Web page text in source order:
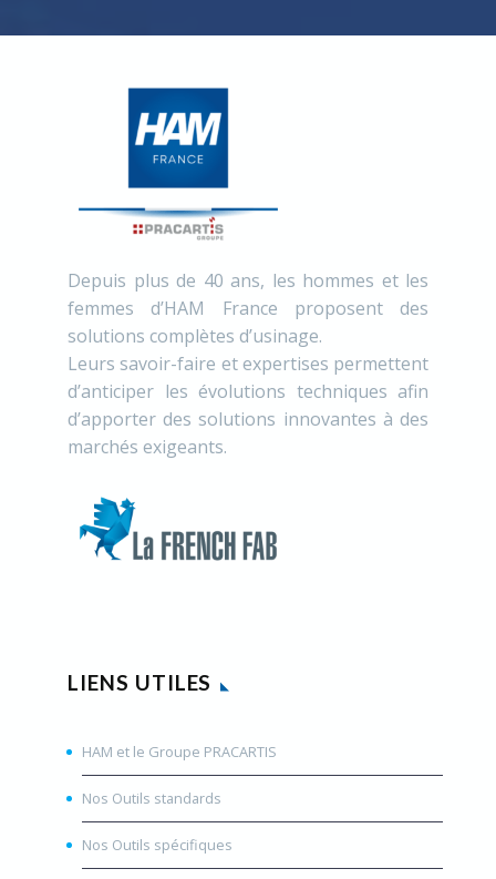
Depuis plus de 40 ans, les hommes et les
femmes d’HAM France proposent des
solutions complètes d’usinage.
Leurs savoir-faire et expertises permettent
d’anticiper les évolutions techniques afin
d’apporter des solutions innovantes à des
marchés exigeants.
LIENS UTILES
HAM et le Groupe PRACARTIS
Nos Outils standards
Nos Outils spécifiques